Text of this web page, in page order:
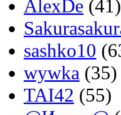
AlexDe (41)
sashko10
wywka (35)
TAI42 (55)